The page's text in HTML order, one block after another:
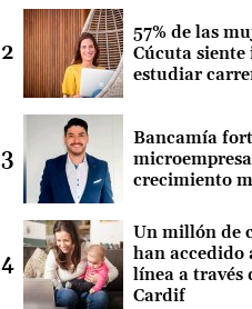
57% de las
Cúcuta
estudiar
Bancamía
crecimiento
Un millón de
han accedido
línea a través
Cardif